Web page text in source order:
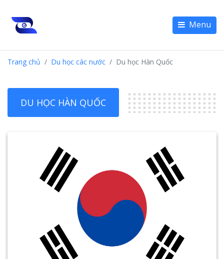
Menu
Trang chủ Du học các nước Du học Hàn Quốc
DU HỌC HÀN QUỐC